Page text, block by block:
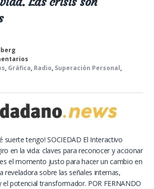
, Gráfica, Radio, Superación Personal,
suerte tengo! SOCIEDAD El Interactivo
en la vida: claves para reconocer y accionar
el momento justo para hacer un cambio en
reveladora sobre las señales internas,
potencial transformador. POR FERNANDO